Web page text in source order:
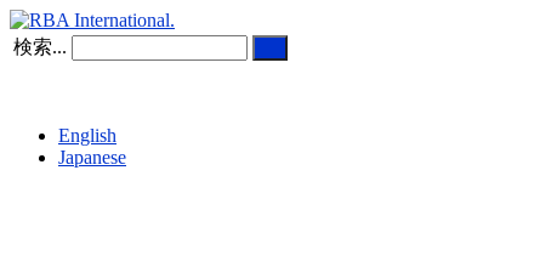
検索...
English
Japanese